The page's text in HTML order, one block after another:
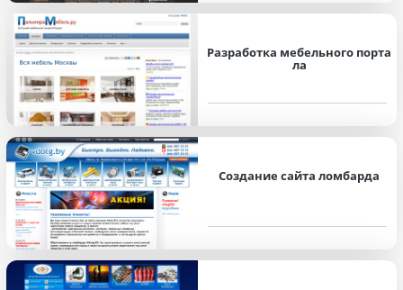
Разработка мебельного порта
ла
Создание сайта ломбарда